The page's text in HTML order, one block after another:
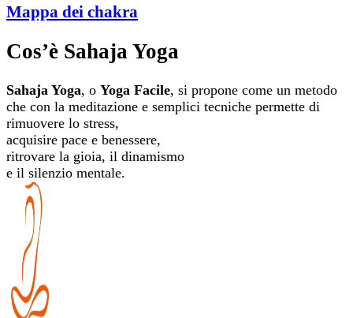
Mappa dei chakra
Cos’è Sahaja Yoga
Sahaja Yoga, o Yoga Facile, si propone come un metodo
che con la meditazione e semplici tecniche permette di
rimuovere lo stress,
acquisire pace e benessere,
ritrovare la gioia, il dinamismo
e il silenzio mentale.